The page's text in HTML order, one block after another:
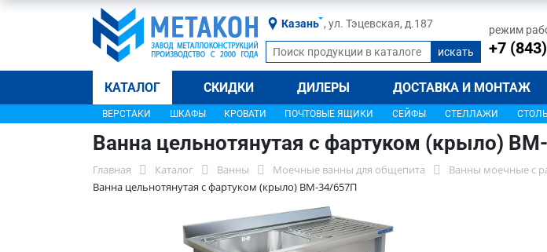
Казань , ул. Тэцевская, д.187 режим
+7
КАТАЛОГ СКИДКИ ДИЛЕРЫ ДОСТАВКА И МОНТАЖ
ВЕРСТАКИ ШКАФЫ КРОВАТИ ПОЧТОВЫЕ ЯЩИКИ СЕЙФЫ СТЕЛЛАЖИ СТОЛЫ
Ванна цельнотянутая с фартуком (крыло)
Главная Каталог Ванны Моечные ванны для общепита Ванны моечные с
Ванна цельнотянутая с фартуком (крыло) ВМ-34/657П